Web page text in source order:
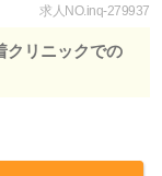
求人NO.inq-279937
クリニックでの